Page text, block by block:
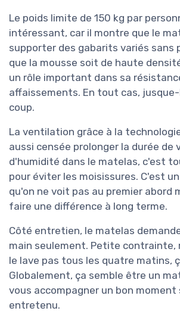
Le poids limite de 150 kg par
intéressant, car il montre que le
supporter des gabarits variés sans
que la mousse soit de haute
un rôle important dans sa
affaissements. En tout cas,
coup.
La ventilation grâce à la
aussi censée prolonger la durée de
d'humidité dans le matelas, c'est
pour éviter les moisissures. C'est
qu'on ne voit pas au premier abord
faire une différence à long terme.
Côté entretien, le matelas
main seulement. Petite contrainte,
le lave pas tous les quatre matins,
Globalement, ça semble être un
vous accompagner un bon moment
entretenu.